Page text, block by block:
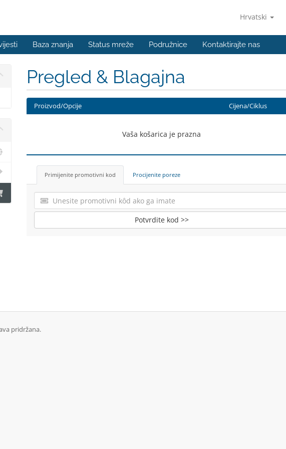
Hrvatski
Baza znanja Status mreže Podružnice Kontaktirajte nas
Pregled & Blagajna
Proizvod/Opcije Cijena/Ciklus
Vaša košarica je prazna
Primijenite promotivni kod Procijenite poreze
Potvrdite kod >>
pridržana.